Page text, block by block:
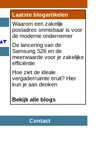
Laatste blogartikelen
Waarom een zakelijk
postadres onmisbaar is voor
de moderne ondernemer
De lancering van de
Samsung S26 en de
meerwaarde voor je zakelijke
efficiëntie
Hoe ziet de ideale
vergaderruimte eruit? Hier
kun je aan denken
Bekijk alle blogs
Contact